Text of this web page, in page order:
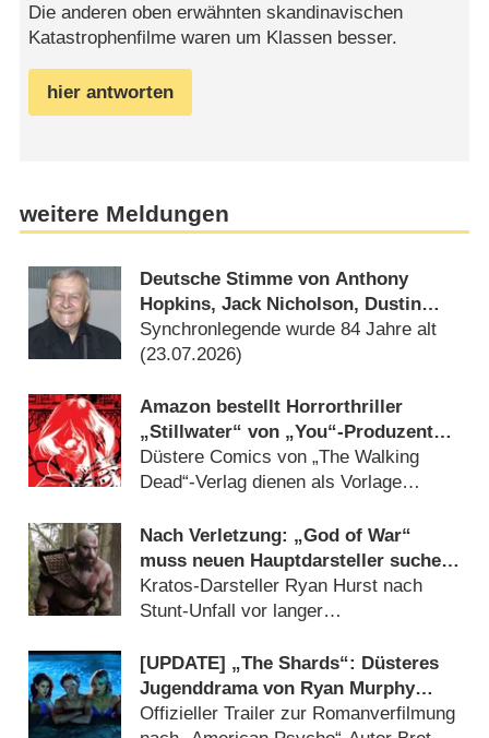
Die anderen oben erwähnten skandinavischen
Katastrophenfilme waren um Klassen besser.
hier antworten
weitere Meldungen
Deutsche Stimme von Anthony
Hopkins, Jack Nicholson, Dustin
Hoffman verstummt: Joachim Kerzel
ist tot
Synchronlegende wurde 84 Jahre alt
(23.07.2026)
Amazon bestellt Horrorthriller
„Stillwater“ von „You“-Produzent
Greg Berlanti
Düstere Comics von „The Walking
Dead“-Verlag dienen als Vorlage
Nach Verletzung: „God of War“
muss neuen Hauptdarsteller suchen,
alles neu drehen
Kratos-Darsteller Ryan Hurst nach
Stunt-Unfall vor langer
[UPDATE] „The Shards“: Düsteres
Jugenddrama von Ryan Murphy
(„American Horror Story“) feiert
Offizieller Trailer zur Romanverfilmung